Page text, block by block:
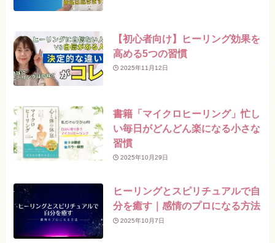
【初心者向け】ヒーリング効果を
高める5つの習慣
2025年11月12日
書籍「マイクロヒーリング」忙し
い毎日がどんどん楽になる小さな
習慣
2025年10月29日
ヒーリングとスピリチュアルで自
分を癒す｜感情のプロになる方法
2025年10月7日